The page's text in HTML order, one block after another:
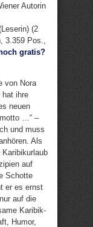
Autorin
(2
3.359 Pos.,
gratis?
von Nora
hat ihre
neuen
…“ –
und muss
Als
auf
Schotte
er es ernst
auf die
Karibik-
Humor,